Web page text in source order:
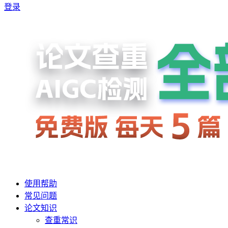
登录
使用帮助
常见问题
论文知识
查重常识